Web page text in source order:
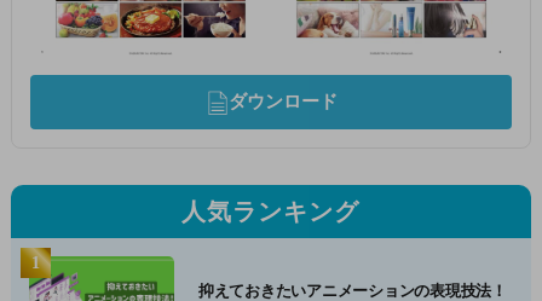
ダウンロード
人気ランキング
抑えておきたいアニメーションの表現技法！